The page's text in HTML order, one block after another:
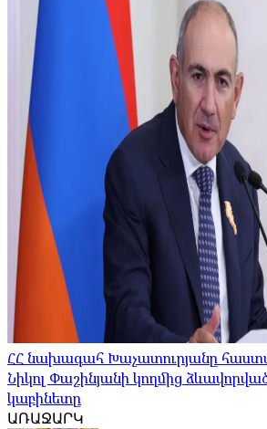
ՀՀ նախագահ Խաչատուրյանը
Նիկոլ Փաշինյանի կողմից
կաբինետը
ԱՌԱՋԱՐԿ